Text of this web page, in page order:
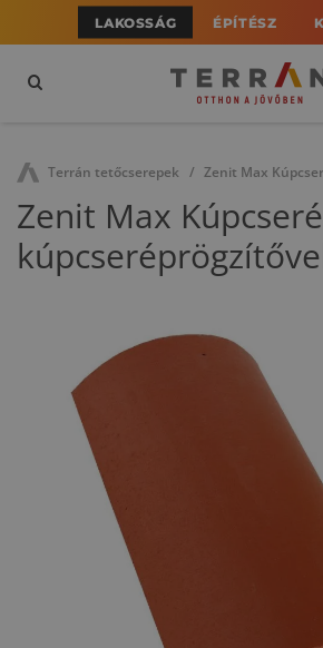
LAKOSSÁG ÉPÍTÉSZ
Terrán tetőcserepek Zenit Max
Zenit Max